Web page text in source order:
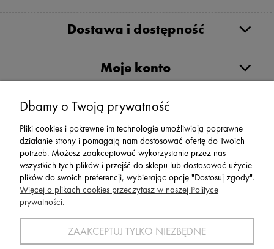
Dostawa i dostępność
Moje konto
Serwis
Zwroty,Reklamacje Wymiany
SPORT 2002 ||
dolnośląskie, NIP: 611-24-66-379 || E-
sport2002@onet.eutel:(75) 777 76 36
Dbamy o Twoją prywatność
Pliki cookies i pokrewne im technologie umożliwiają poprawne
działanie strony i pomagają nam dostosować ofertę do Twoich
potrzeb. Możesz zaakceptować wykorzystanie przez nas
wszystkich tych plików i przejść do sklepu lub dostosować użycie
plików do swoich preferencji, wybierając opcję "Dostosuj zgody".
Więcej o plikach cookies przeczytasz w naszej Polityce
prywatności.
ZAAKCEPTUJ TYLKO NIEZBĘDNE